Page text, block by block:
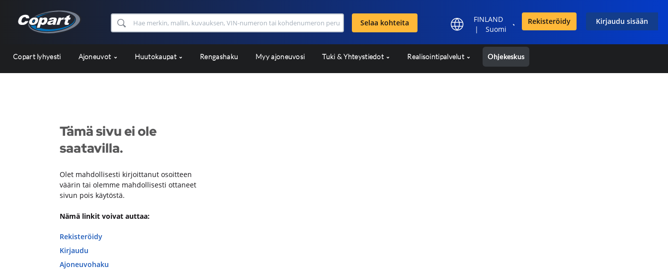
Selaa kohteita
FINLAND
|
Suomi
Rekisteröidy Kirjaudu sisään
Copart lyhyesti Ajoneuvot Huutokaupat Rengashaku Myy ajoneuvosi Tuki & Yhteystiedot Realisointipalvelut Ohjekeskus
Tämä sivu ei ole
saatavilla.
Olet mahdollisesti kirjoittanut osoitteen
väärin tai olemme mahdollisesti ottaneet
sivun pois käytöstä.
Nämä linkit voivat auttaa:
Rekisteröidy
Kirjaudu
Ajoneuvohaku